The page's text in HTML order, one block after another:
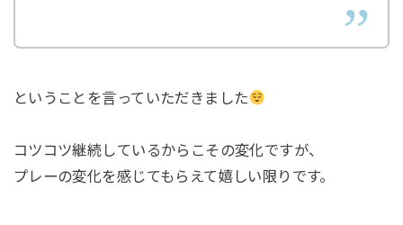
ということを言っていただきました
コツコツ継続しているからこその変化ですが、
プレーの変化を感じてもらえて嬉しい限りです。